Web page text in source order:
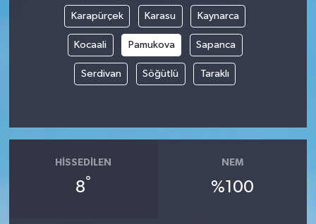
Karapürçek Karasu Kaynarca
Kocaali Pamukova Sapanca
Serdivan Söğütlü Taraklı
HISSEDILEN
8°
NEM
%100
Yaşam